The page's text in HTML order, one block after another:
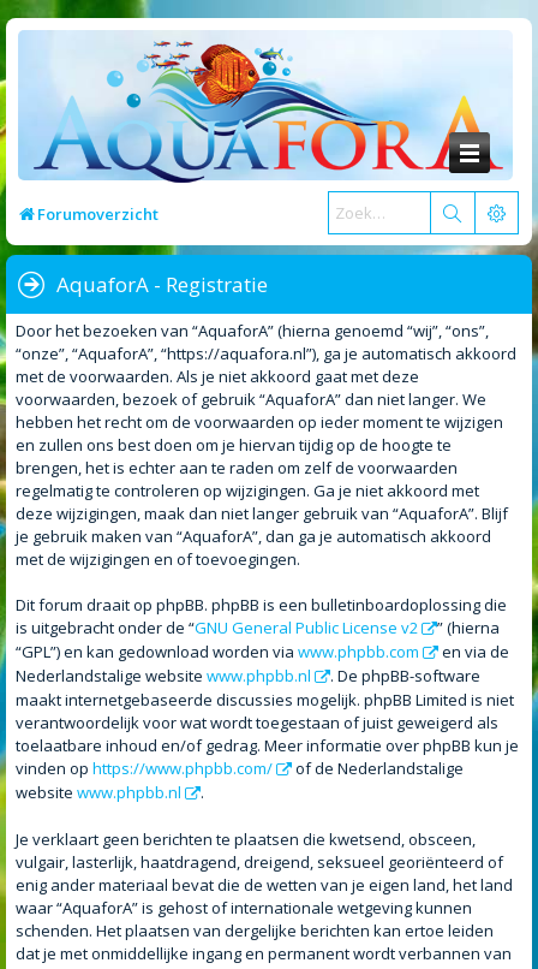
Forumoverzicht
AquaforA - Registratie
Door het bezoeken van “AquaforA” (hierna genoemd “wij”, “ons”,
“onze”, “AquaforA”, “https://aquafora.nl”), ga je automatisch akkoord
met de voorwaarden. Als je niet akkoord gaat met deze
voorwaarden, bezoek of gebruik “AquaforA” dan niet langer. We
hebben het recht om de voorwaarden op ieder moment te wijzigen
en zullen ons best doen om je hiervan tijdig op de hoogte te
brengen, het is echter aan te raden om zelf de voorwaarden
regelmatig te controleren op wijzigingen. Ga je niet akkoord met
deze wijzigingen, maak dan niet langer gebruik van “AquaforA”. Blijf
je gebruik maken van “AquaforA”, dan ga je automatisch akkoord
met de wijzigingen en of toevoegingen.
Dit forum draait op phpBB. phpBB is een bulletinboardoplossing die
is uitgebracht onder de “GNU General Public License v2
” (hierna
“GPL”) en kan gedownload worden via www.phpbb.com
en via de
Nederlandstalige website www.phpbb.nl
. De phpBB-software
maakt internetgebaseerde discussies mogelijk. phpBB Limited is niet
verantwoordelijk voor wat wordt toegestaan of juist geweigerd als
toelaatbare inhoud en/of gedrag. Meer informatie over phpBB kun je
vinden op https://www.phpbb.com/
of de Nederlandstalige
website www.phpbb.nl .
Je verklaart geen berichten te plaatsen die kwetsend, obsceen,
vulgair, lasterlijk, haatdragend, dreigend, seksueel georiënteerd of
enig ander materiaal bevat die de wetten van je eigen land, het land
waar “AquaforA” is gehost of internationale wetgeving kunnen
schenden. Het plaatsen van dergelijke berichten kan ertoe leiden
dat je met onmiddellijke ingang en permanent wordt verbannen van